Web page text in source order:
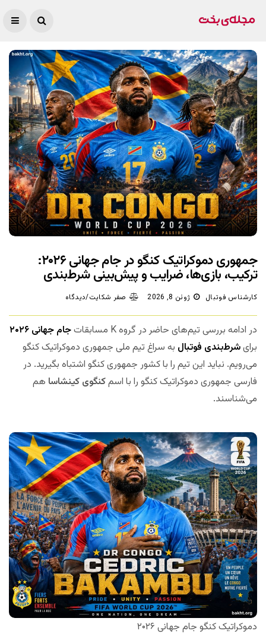
جمهوری دموکراتیک کنگو در جام جهانی ۲۰۲۶:
ترکیب، بازی‌ها، ضرایب و پیش‌بینی شرط‌بندی
کارشناس فوتبال ژوئن 8, 2026 صفر شکایت/دیدگاه
در ادامه بررسی تیم‌های حاضر در گروه K مسابقات
جام جهانی ۲۰۲۶
برایشرط‌بندی فوتبال به سراغ تیم ملی جمهوری دموکراتیک کنگو
می‌رویم. نباید این تیم را با کشور جمهوری کنگو اشتباه بگیرید. در
فارسی جمهوری دموکراتیک کنگو را با اسمکنگوی کینشاسا هم
می‌شناسند.
دموکراتیک کنگو جام جهانی ۲۰۲۶